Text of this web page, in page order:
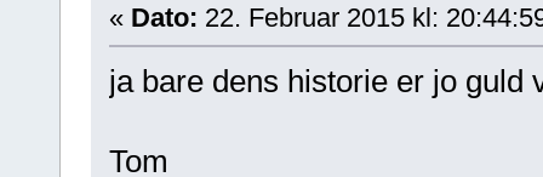
« Dato: 22. Februar 2015 kl:
ja bare dens historie er jo
Tom